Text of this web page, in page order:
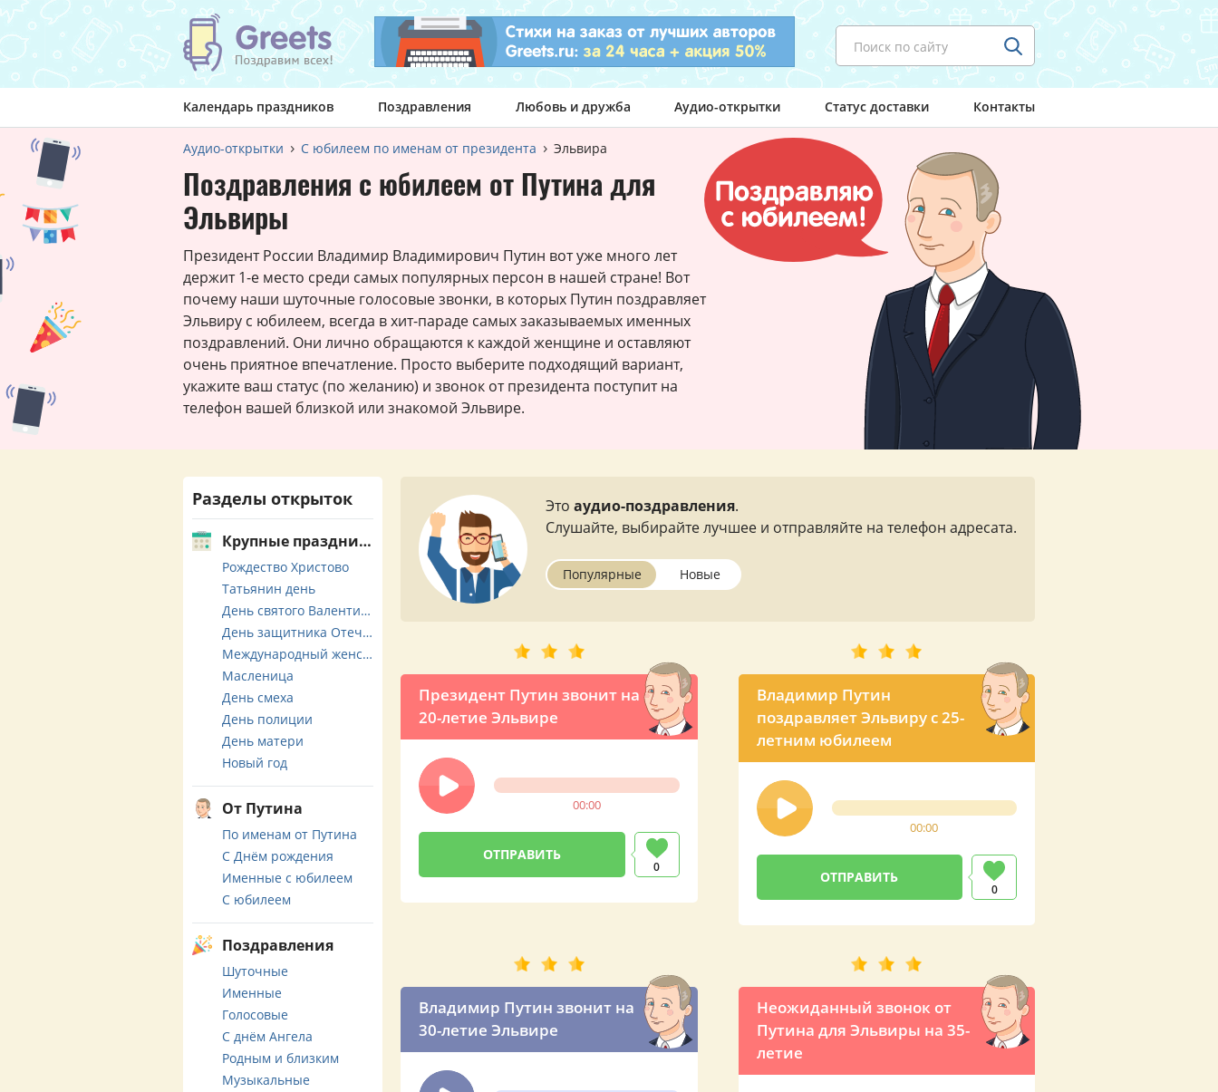
Поиск по сайту
Календарь праздников Поздравления Любовь и дружба Аудио-открытки Статус доставки Контакты
Аудио-открытки С юбилеем по именам от президента Эльвира
Поздравления с юбилеем от Путина для
Эльвиры
Президент России Владимир Владимирович Путин вот уже много лет
держит 1-е место среди самых популярных персон в нашей стране! Вот
почему наши шуточные голосовые звонки, в которых Путин поздравляет
Эльвиру с юбилеем, всегда в хит-параде самых заказываемых именных
поздравлений. Они лично обращаются к каждой женщине и оставляют
очень приятное впечатление. Просто выберите подходящий вариант,
укажите ваш статус (по желанию) и звонок от президента поступит на
телефон вашей близкой или знакомой Эльвире.
Это аудио-поздравления.
Слушайте, выбирайте лучшее и отправляйте на телефон адресата.
Популярные Новые
Президент Путин звонит на
20-летие Эльвире
00:00
0
Владимир Путин
поздравляет Эльвиру с 25-
летним юбилеем
00:00
0
Владимир Путин звонит на
30-летие Эльвире
Неожиданный звонок от
Путина для Эльвиры на 35-
летие
Разделы открыток
Крупные праздники
Рождество Христово
Татьянин день
День святого Валентина
День защитника Отечества
Международный женский день
Масленица
День смеха
День полиции
День матери
Новый год
От Путина
По именам от Путина
С Днём рождения
Именные с юбилеем
С юбилеем
Поздравления
Шуточные
Именные
Голосовые
С днём Ангела
Родным и близким
Музыкальные